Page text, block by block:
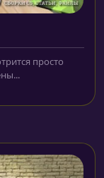
просто